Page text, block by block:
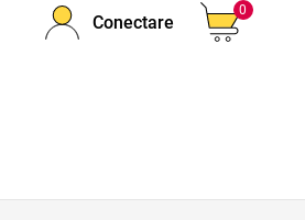
Conectare
0